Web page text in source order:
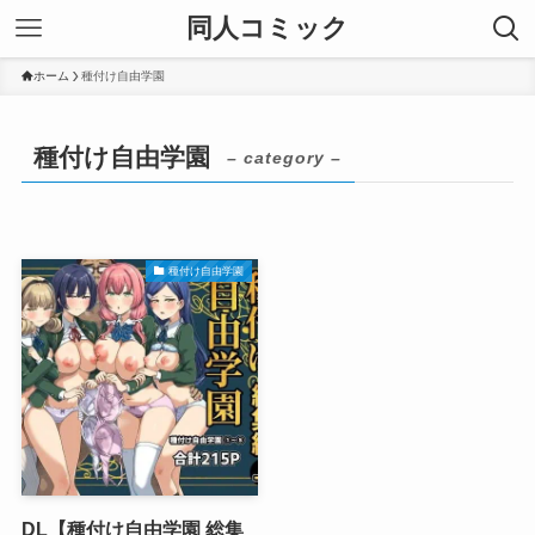
同人コミック
ホーム 種付け自由学園
種付け自由学園 – category –
種付け自由学園
DL【種付け自由学園 総集